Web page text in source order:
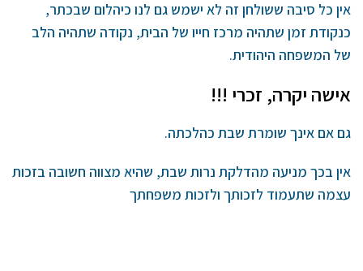
אין כל סיבה ששולחן זה לא ישמש גם לנו כיהלום שבכתר,
כנקודת זמן שתהיה מרכז חייו של הבית, נקודה שתהיה הלב
של המשפחה היהודית.
אישה יקרה, זכרי !!!
גם אם אינך שומרת שבת כהלכתה.
אין בכך מניעה מהדלקת נרות שבת, שהיא מצווה חשובה בזכות
עצמה שתעמוד לזכותך ולזכות משפחתך